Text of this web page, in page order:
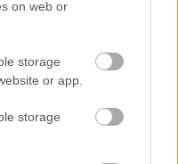
on web or
storage
or app.
storage
adható állami
A pályázónak öt
is kell írni –